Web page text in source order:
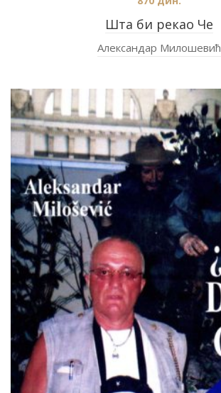
Шта би рекао Че
Александар Милошевић